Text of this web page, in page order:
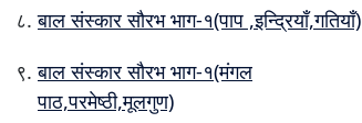
बाल संस्कार सौरभ भाग-१(पाप ,इन्द्रियाँ,गतियाँ)
बाल संस्कार सौरभ भाग-१(मंगल
पाठ,परमेष्ठी,मूलगुण)